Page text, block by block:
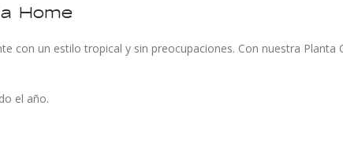
Home
con un estilo tropical y sin preocupaciones. Con nuestra Planta
el año.